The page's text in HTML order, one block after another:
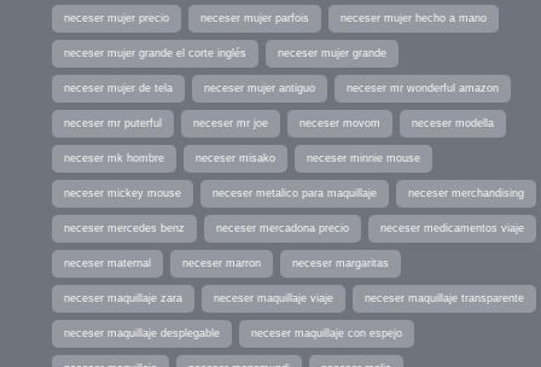
neceser mujer precio neceser mujer parfois neceser mujer hecho a mano
neceser mujer grande el corte inglés neceser mujer grande
neceser mujer de tela neceser mujer antiguo neceser mr wonderful amazon
neceser mr puterful neceser mr joe neceser movom neceser modella
neceser mk hombre neceser misako neceser minnie mouse
neceser mickey mouse neceser metalico para maquillaje neceser merchandising
neceser mercedes benz neceser mercadona precio neceser medicamentos viaje
neceser maternal neceser marron neceser margaritas
neceser maquillaje zara neceser maquillaje viaje neceser maquillaje transparente
neceser maquillaje desplegable neceser maquillaje con espejo